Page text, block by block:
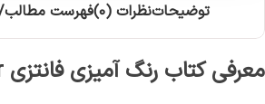
توضیحاتنظرات (0) فهرست
معرفی کتاب رنگ آمیزی فانتزی Caterpiller